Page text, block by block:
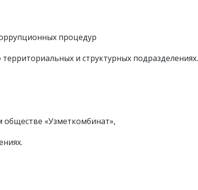
процедур
и структурных подразделениях.
«Узметкомбинат»,